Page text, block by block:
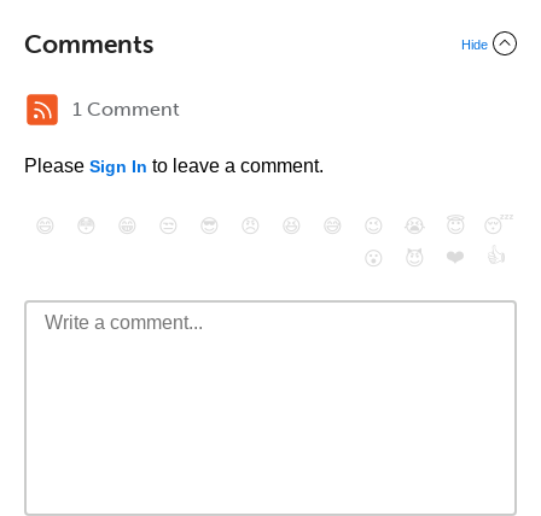
Comments Hide
1 Comment
Please Sign In to leave a comment.
😄 😳 😁 😒 😎 😠 😆 😅 😉 😭 😇
😴
😮
😈 ❤️ 👍